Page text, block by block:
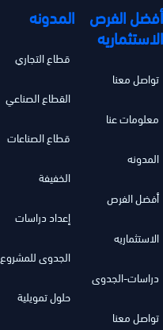
المدونه
قطاع التجاري
القطاع الصناعي
قطاع الصناعات
الخفيفة
إعداد دراسات
الجدوى للمشروع
حلول تمويلية
أفضل الفرص
الاستثماريه
تواصل معنا
معلومات عنا
المدونه
أفضل الفرص
الاستثماريه
دراسات-الجدوى
تواصل معنا